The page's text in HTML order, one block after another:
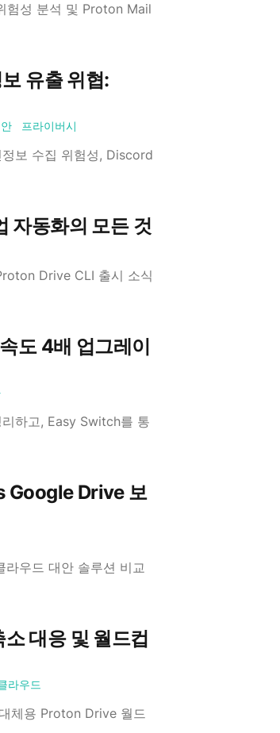
험성 분석 및 Proton Mail
유출 위협:
프라이버시
보 수집 위험성, Discord
자동화의 모든 것
Drive CLI 출시 소식
도 4배 업그레이
하고, Easy Switch를 통
Google Drive 보
우드 대안 솔루션 비교
대응 및 월드컵
라우드
체용 Proton Drive 월드